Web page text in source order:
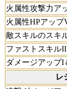
火属性攻撃力ア
火属性HPアップ
敵スキルのスキ
ファストスキルII
ダメージアップI
レ